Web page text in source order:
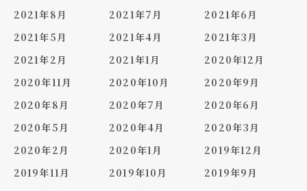
2021年8月
2021年7月
2021年6月
2021年5月
2021年4月
2021年3月
2021年2月
2021年1月
2020年12月
2020年11月
2020年10月
2020年9月
2020年8月
2020年7月
2020年6月
2020年5月
2020年4月
2020年3月
2020年2月
2020年1月
2019年12月
2019年11月
2019年10月
2019年9月